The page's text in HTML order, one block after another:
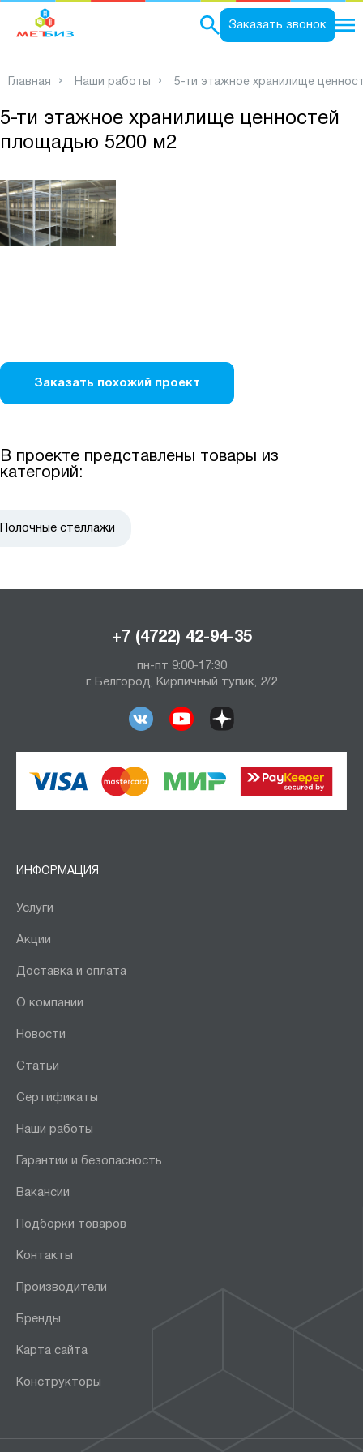
Заказать звонок
Главная Наши работы 5-ти этажное хранилище
5-ти этажное хранилище ценностей
площадью 5200 м2
Заказать похожий проект
В проекте представлены товары из
категорий:
Полочные стеллажи
+7 (4722) 42-94-35
пн-пт 9:00-17:30
г. Белгород, Кирпичный тупик, 2/2
ИНФОРМАЦИЯ
Услуги
Акции
Доставка и оплата
О компании
Новости
Статьи
Сертификаты
Наши работы
Гарантии и безопасность
Вакансии
Подборки товаров
Контакты
Производители
Бренды
Карта сайта
Конструкторы